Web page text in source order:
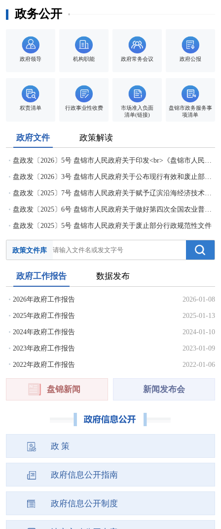
政务公开
政府领导 机构职能 政府常务会议 政府公报
权责清单 行政事业性收费
市场准入负面
清单(链接)
盘锦市政务服务事
项清单
政府文件 政策解读
盘政发〔2026〕5号 盘锦市人民政府关于印发<br>《盘锦市人民政府工作规则》的通知
盘政发〔2025〕7号 盘锦市人民政府关于赋予辽滨沿海经济技术开发区一批行政职权及公共服务事项的决定
盘政发〔2025〕6号 盘锦市人民政府关于做好第四次全国农业普查工作的通知
盘政发〔2025〕5号 盘锦市人民政府关于废止部分行政规范性文件
的通知
政策文件库
政府工作报告 数据发布
2026年政府工作报告 2026-01-08
2025年政府工作报告 2025-01-13
2024年政府工作报告 2024-01-10
2023年政府工作报告 2023-01-09
2022年政府工作报告 2022-01-06
盘锦新闻 新闻发布会
政 策
政府信息公开指南
政府信息公开制度